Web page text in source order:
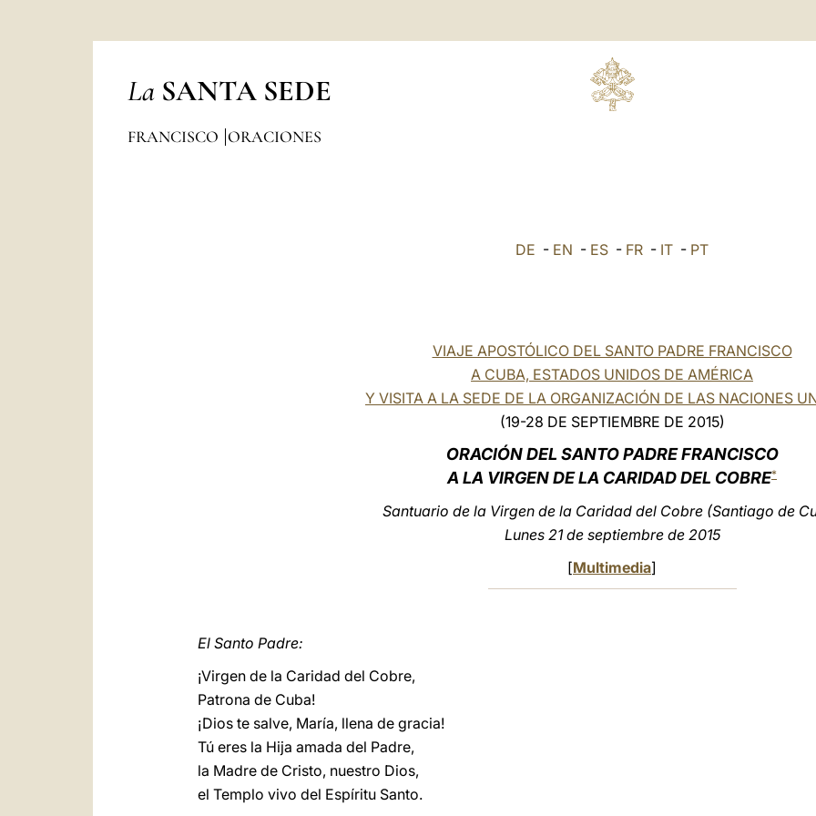
La SANTA SEDE
FRANCISCO ORACIONES
DE - EN - ES - FR - IT - PT
VIAJE APOSTÓLICO DEL SANTO PADRE FRANCISCO
A CUBA, ESTADOS UNIDOS DE AMÉRICA
Y VISITA A LA SEDE DE LA ORGANIZACIÓN DE LAS NACIONES
(19-28 DE SEPTIEMBRE DE 2015)
ORACIÓNDEL SANTO PADRE FRANCISCO
A LA VIRGEN DE LA CARIDAD DEL COBRE*
Santuario de la Virgen de la Caridad del Cobre (Santiago de
Lunes 21 de septiembre de 2015
[Multimedia]
El Santo Padre:
¡Virgen de la Caridad del Cobre,
Patrona de Cuba!
¡Dios te salve, María, llena de gracia!
Tú eres la Hija amada del Padre,
la Madre de Cristo, nuestro Dios,
el Templo vivo del Espíritu Santo.